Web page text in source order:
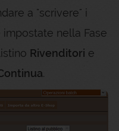
a "scrivere" i
nella Fase
Rivenditori e
.